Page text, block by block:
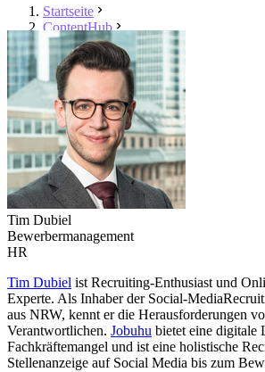
Startseite
ContentHub
Tim Dubiel
Tim Dubiel
Bewerbermanagement
HR
Tim Dubiel ist Recruiting-Enthusiast und
Experte. Als Inhaber der Social-
aus NRW, kennt er die Herausforderungen
Verantwortlichen. Jobuhu bietet eine digitale
Fachkräftemangel und ist eine holistische
Stellenanzeige auf Social Media bis zum